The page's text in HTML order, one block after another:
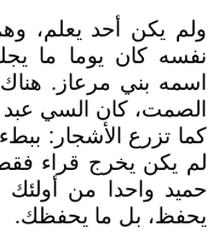
ولم يكن أحد يعلم،
نفسه كان يوما ما
اسمه بني مرعاز.
الصمت، كان السي
كما تزرع الأشجار:
لم يكن يخرج قراء
حميد واحدا من أولئك
يحفظ، بل ما يحفظك.